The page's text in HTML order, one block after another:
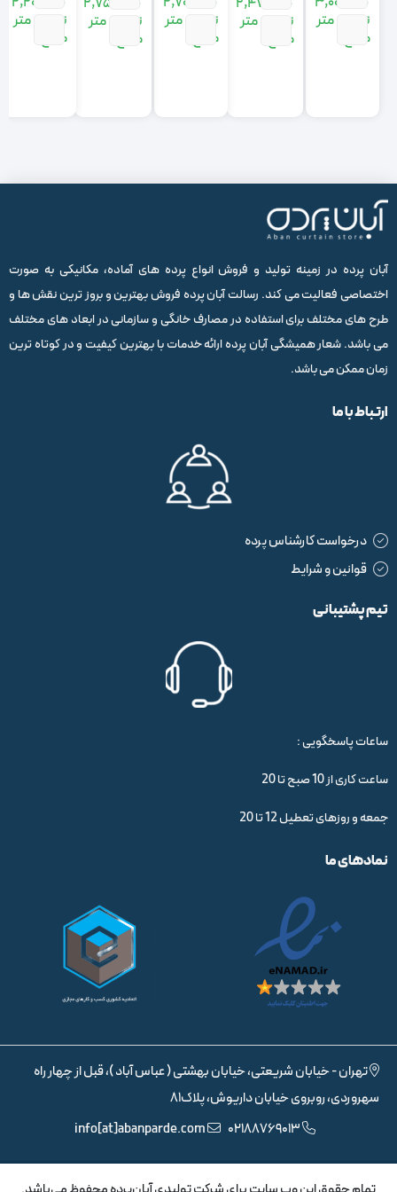
تومان
متر
مربع
روشن و تیرهتومان
متر
مربع
تومان
متر
مربع
تیره تومان
متر
مربع
تومان
متر
مربع
آبان پرده در زمینه تولید و فروش انواع پرده های آماده، مکانیکی به صورت
اختصاصی فعالیت می کند. رسالت آبان پرده فروش بهترین و بروز ترین نقش ها و
طرح های مختلف برای استفاده در مصارف خانگی و سازمانی در ابعاد های مختلف
می باشد. شعار همیشگی آبان پرده ارائه خدمات با بهترین کیفیت و در کوتاه ترین
زمان ممکن می باشد.
ارتباط با ما
درخواست کارشناس پرده
قوانین و شرایط
تیم پشتیبانی
ساعات پاسخگویی :
ساعت کاری از 10 صبح تا 20
جمعه و روزهای تعطیل 12 تا 20
نمادهای ما
تهران - خیابان شریعتی، خیابان بهشتی ( عباس آباد )، قبل از چهار راه
سهروردی، روبروی خیابان داریوش، پلاک81
02188769013
info[at]abanparde.com